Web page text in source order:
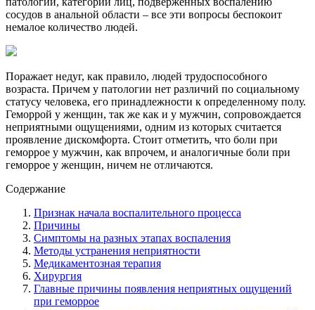
сосудов в анальной области – все эти вопросы беспокоит
немалое количество людей.
Поражает недуг, как правило, людей трудоспособного
возраста. Причем у патологии нет различий по социальному
статусу человека, его принадлежности к определенному полу.
Геморрой у женщин, так же как и у мужчин, сопровождается
неприятными ощущениями, одним из которых считается
проявление дискомфорта. Стоит отметить, что боли при
геморрое у мужчин, как впрочем, и аналогичные боли при
геморрое у женщин, ничем не отличаются.
Содержание
Признак начала воспалительного процесса
Причины
Симптомы на разных этапах воспаления
Методы устранения неприятности
Медикаментозная терапия
Хирургия
Главные причины появления неприятных ощущений
при геморрое